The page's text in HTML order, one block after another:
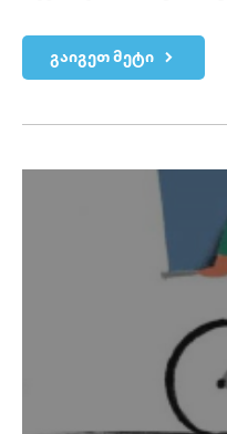
გაიგეთ მეტი